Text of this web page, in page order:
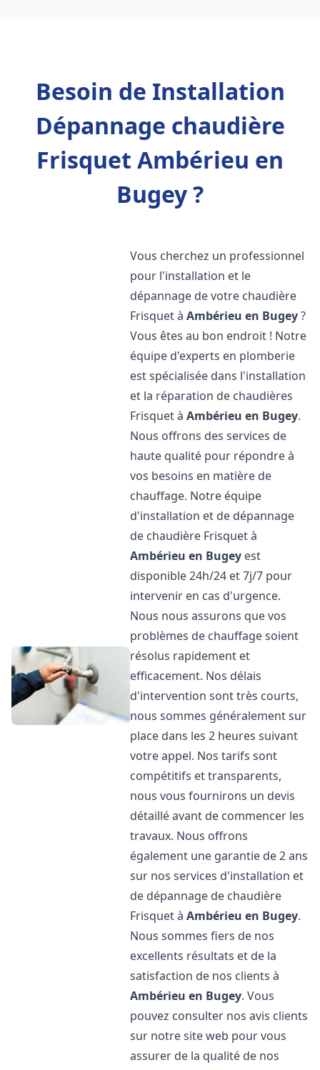
Besoin de Installation
Dépannage chaudière
Frisquet Ambérieu en
Bugey ?
Vous cherchez un professionnel
pour l'installation et le
dépannage de votre chaudière
Frisquet àAmbérieu en Bugey?
Vous êtes au bon endroit ! Notre
équipe d'experts en plomberie
est spécialisée dans l'installation
et la réparation de chaudières
Frisquet àAmbérieu en Bugey.
Nous offrons des services de
haute qualité pour répondre à
vos besoins en matière de
chauffage. Notre équipe
d'installation et de dépannage
de chaudière Frisquet à
Ambérieu en Bugey est
disponible 24h/24 et 7j/7 pour
intervenir en cas d'urgence.
Nous nous assurons que vos
problèmes de chauffage soient
résolus rapidement et
efficacement. Nos délais
d'intervention sont très courts,
nous sommes généralement sur
place dans les 2 heures suivant
votre appel. Nos tarifs sont
compétitifs et transparents,
nous vous fournirons un devis
détaillé avant de commencer les
travaux. Nous offrons
également une garantie de 2 ans
sur nos services d'installation et
de dépannage de chaudière
Frisquet àAmbérieu en Bugey.
Nous sommes fiers de nos
excellents résultats et de la
satisfaction de nos clients à
Ambérieu en Bugey. Vous
pouvez consulter nos avis clients
sur notre site web pour vous
assurer de la qualité de nos